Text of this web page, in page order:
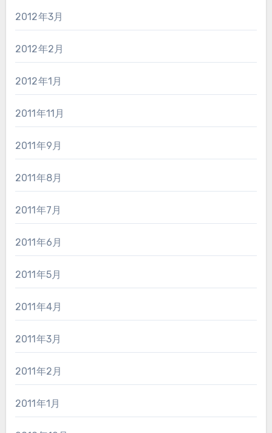
2012年3月
2012年2月
2012年1月
2011年11月
2011年9月
2011年8月
2011年7月
2011年6月
2011年5月
2011年4月
2011年3月
2011年2月
2011年1月